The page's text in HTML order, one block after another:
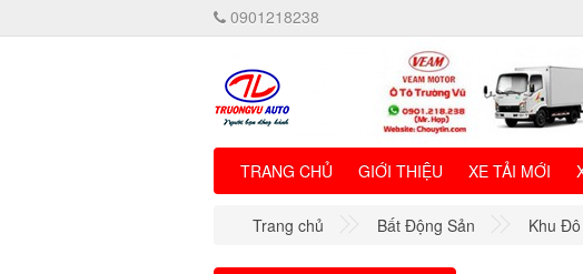
0901218238
TRANG CHỦ GIỚI THIỆU XE TẢI MỚI
Trang chủ Bất Động Sản Khu